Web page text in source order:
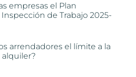
empresas el Plan
de Trabajo 2025-
arrendadores el límite a la